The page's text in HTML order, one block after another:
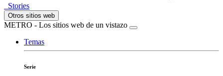
Stories
Otros sitios web
METRO - Los sitios web de un vistazo
Temas
Serie